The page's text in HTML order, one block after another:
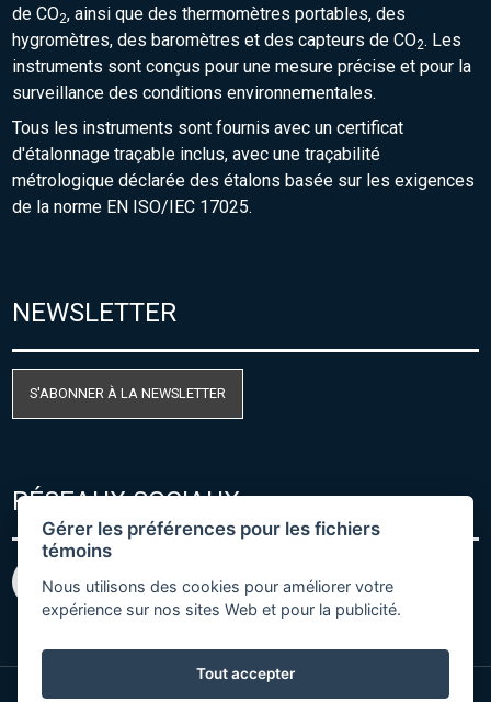
de CO2, ainsi que des thermomètres portables, des
hygromètres, des baromètres et des capteurs de CO2. Les
instruments sont conçus pour une mesure précise et pour la
surveillance des conditions environnementales.
Tous les instruments sont fournis avec un certificat
d'étalonnage traçable inclus, avec une traçabilité
métrologique déclarée des étalons basée sur les exigences
de la norme EN ISO/IEC 17025.
NEWSLETTER
S'ABONNER À LA NEWSLETTER
RÉSEAUX SOCIAUX
Gérer les préférences pour les fichiers
témoins
Nous utilisons des cookies pour améliorer votre
expérience sur nos sites Web et pour la publicité.
Tout accepter